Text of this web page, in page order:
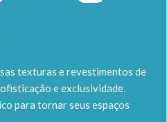
texturas e revestimentos de
e exclusividade.
para tornar seus espaços